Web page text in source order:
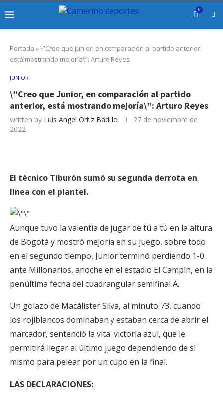
0
Portada »\”Creo que Junior, en comparación al partido anterior,
está mostrando mejoría\”: Arturo Reyes
JUNIOR
\”Creo que Junior, en comparación al partido
anterior, está mostrando mejoría\”: Arturo Reyes
written by Luis Angel Ortiz Badillo
27 de noviembre de
2022
El técnico Tiburón sumó su segunda derrota en
línea con el plantel.
Aunque tuvo la valentía de jugar de tú a tú en la altura
de Bogotá y mostró mejoría en su juego, sobre todo
en el segundo tiempo, Junior terminó perdiendo 1-0
ante Millonarios, anoche en el estadio El Campín, en la
penúltima fecha del cuadrangular semifinal A.
Un golazo de Macálister Silva, al minuto 73, cuando
los rojiblancos dominaban y estaban cerca de abrir el
marcador, sentenció la vital victoria azul, que le
permitirá llegar al último juego dependiendo de sí
mismo para pelear por un cupo en la final.
LAS DECLARACIONES: